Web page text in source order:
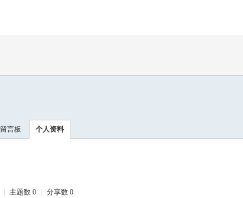
留言板 个人资料
主题数 0 分享数 0